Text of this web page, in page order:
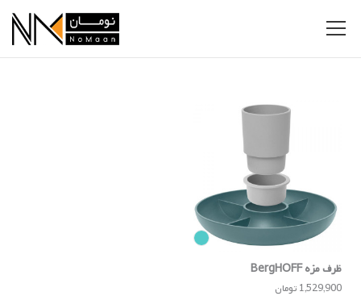
ظرف مزه BergHOFF
1,529,900 تومان